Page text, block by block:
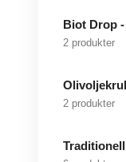
Biot Drop
2 produkter
2 produkter